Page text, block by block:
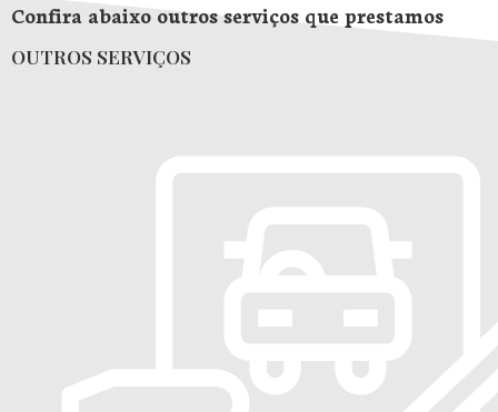
Confira abaixo outros serviços que prestamos
OUTROS SERVIÇOS